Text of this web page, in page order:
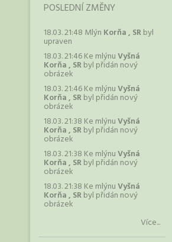
POSLEDNÍ ZMĚNY
18.03. 21:48 Mlýn Korňa , SRbyl
upraven
18.03. 21:46 Ke mlýnuVyšná
Korňa , SRbyl přidán nový
obrázek
18.03. 21:46 Ke mlýnuVyšná
Korňa , SRbyl přidán nový
obrázek
18.03. 21:38 Ke mlýnuVyšná
Korňa , SRbyl přidán nový
obrázek
18.03. 21:38 Ke mlýnuVyšná
Korňa , SRbyl přidán nový
obrázek
18.03. 21:38 Ke mlýnuVyšná
Korňa , SRbyl přidán nový
obrázek
Více...